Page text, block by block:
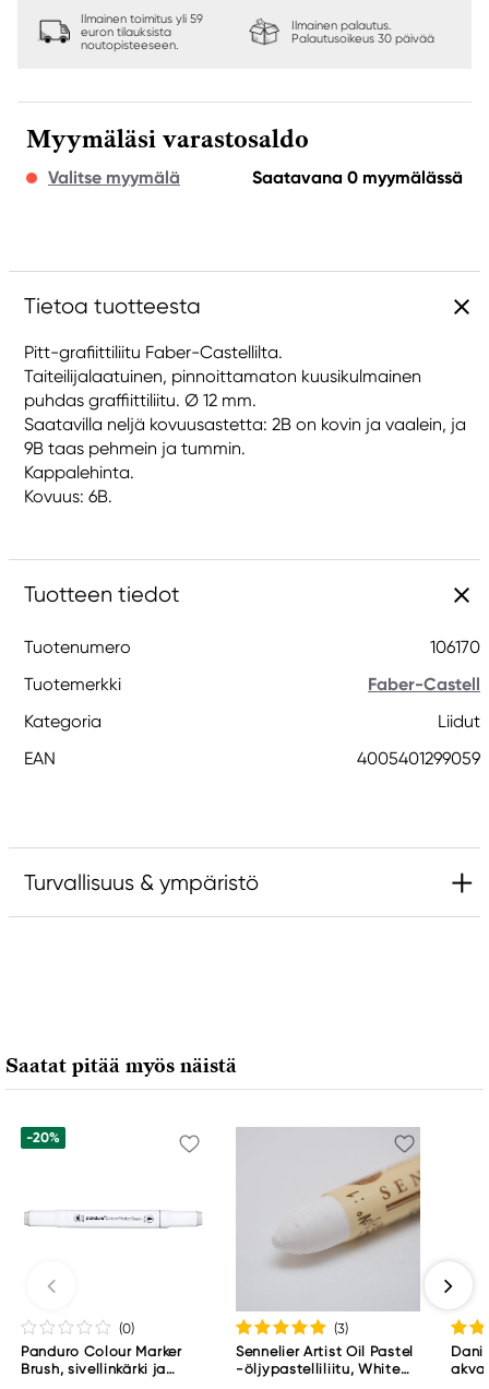
Ilmainen toimitus yli 59
euron tilauksista
noutopisteeseen.
Ilmainen palautus.
Palautusoikeus 30 päivää
Myymäläsi varastosaldo
Valitse myymälä Saatavana 0 myymälässä
Tietoa tuotteesta
Pitt-grafiittiliitu Faber-Castellilta.
Taiteilijalaatuinen, pinnoittamaton kuusikulmainen
puhdas graffiittiliitu. Ø 12 mm.
Saatavilla neljä kovuusastetta: 2B on kovin ja vaalein, ja
9B taas pehmein ja tummin.
Kappalehinta.
Kovuus: 6B.
Tuotteen tiedot
Tuotenumero
106170
Tuotemerkki
Faber-Castell
Kategoria
Liidut
EAN
4005401299059
Turvallisuus & ympäristö
90546 Stein, Germany
info@Faber-Castell.de
Saatat pitää myös näistä
-20%
(0)
Panduro Colour Marker
Brush, sivellinkärki ja
(3)
Sennelier Artist Oil Pastel
-öljypastelliliitu, White